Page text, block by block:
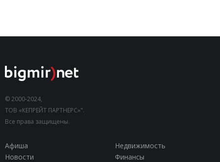
© 2000-2024,
ТОВ «КЕПРЕЙТ ПАРТНЕРС»".
Все права защищены.
Афиша
Недвижимость
Новости
Финансы